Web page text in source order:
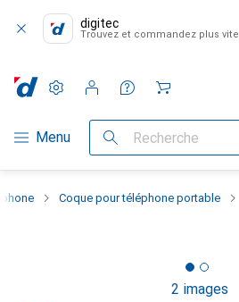
digitec
Trouvez et commandez plus vite
Navigation par catégorie
Menu Recherche
Paramètres
Compte client
Listes de comparaison
Listes d'envies
Panier
Coque pour téléphone portable
2 images